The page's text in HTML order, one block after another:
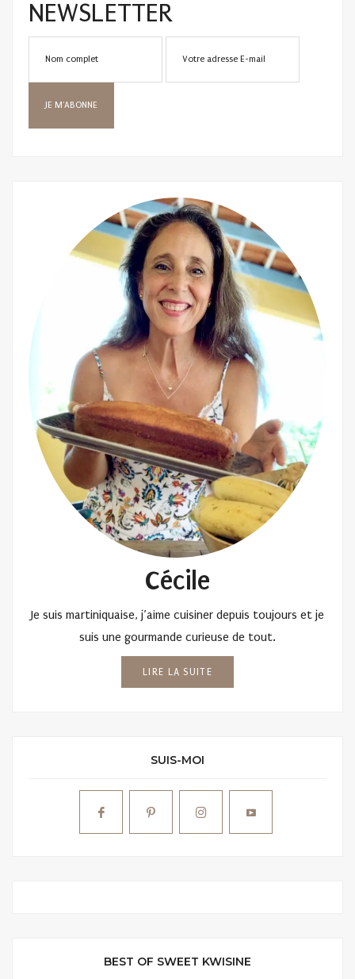
NEWSLETTER
Cécile
Je suis martiniquaise, j’aime cuisiner depuis toujours et je
suis une gourmande curieuse de tout.
LIRE LA SUITE
SUIS-MOI
BEST OF SWEET KWISINE